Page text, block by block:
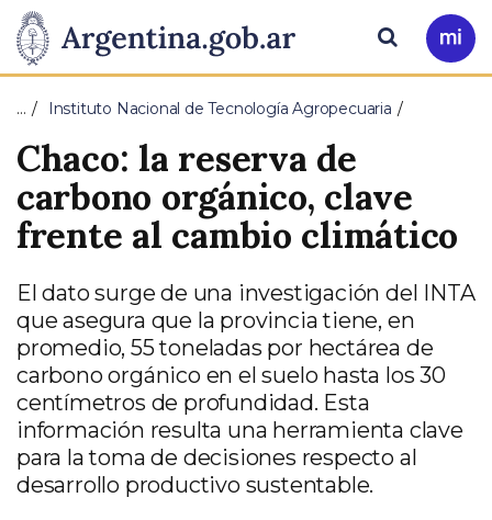
Presidencia
de
la
Nación
Pasar al contenido principal
Ir
a
Buscar
… Instituto Nacional de Tecnología Agropecuaria
Chaco: la reserva de
carbono orgánico, clave
frente al cambio climático
El dato surge de una investigación del INTA
que asegura que la provincia tiene, en
promedio, 55 toneladas por hectárea de
carbono orgánico en el suelo hasta los 30
centímetros de profundidad. Esta
información resulta una herramienta clave
para la toma de decisiones respecto al
desarrollo productivo sustentable.